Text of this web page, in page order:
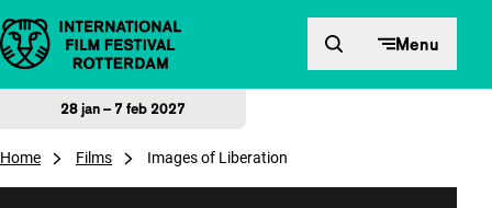
Direct naar inhoud Menu
28 jan – 7 feb 2027
Home Films Images of Liberation